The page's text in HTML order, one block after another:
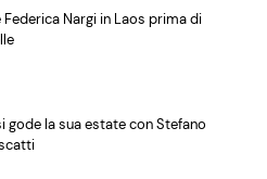
Nargi in Laos prima di
gode la sua estate con Stefano